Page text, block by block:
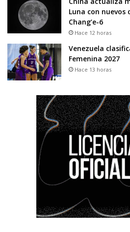
Luna con nuevos
Chang’e-6
Hace 12 horas
Venezuela
Femenina 2027
Hace 13 horas